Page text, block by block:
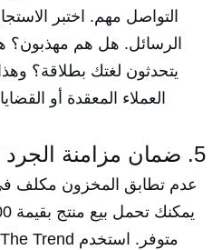
التواصل مهم. اختبر
الرسائل. هل هم مهذبون؟
يتحدثون لغتك بطلاقة؟
العملاء المعقدة أو
5. ضمان مزامنة الجرد في الوقت الحقيقي
عدم تطابق المخزون مكلف